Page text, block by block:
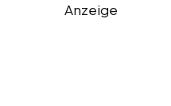
Anzeige